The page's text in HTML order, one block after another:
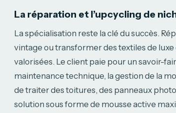
La réparation et l’upcycling de
La spécialisation reste la clé du succès.
vintage ou transformer des textiles de
valorisées. Le client paie pour un savoir-
maintenance technique, la gestion de la
de traiter des toitures, des panneaux
solution sous forme de mousse active